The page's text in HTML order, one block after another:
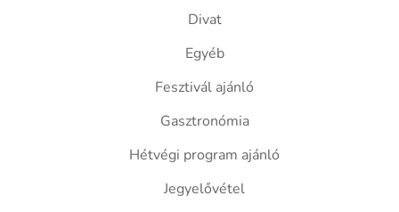
Divat
Egyéb
Fesztivál ajánló
Gasztronómia
Hétvégi program ajánló
Jegyelővétel